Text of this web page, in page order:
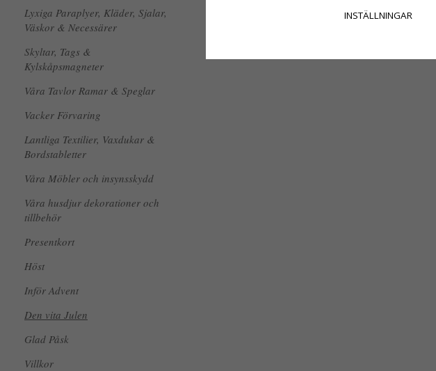
Lyxiga Paraplyer, Kläder, Sjalar,
Väskor & Necessärer
Skyltar, Tags &
Kylskåpsmagneter
Våra Tavlor Ramar & Speglar
Vacker Förvaring
Lantliga Textilier, Vaxdukar &
Bordstabletter
Våra Möbler och insynsskydd
Våra husdjur dekorationer och
tillbehör
Presentkort
Höst
Inför Advent
Den vita Julen
Glad Påsk
Villkor
INSTÄLLNINGAR